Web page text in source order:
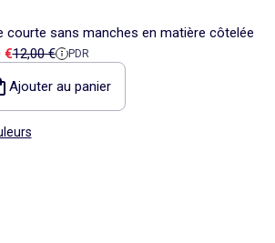
courte sans manches en matière côtelée
vente
€Prix de référence
12,00 € PDR
Ajouter au panier